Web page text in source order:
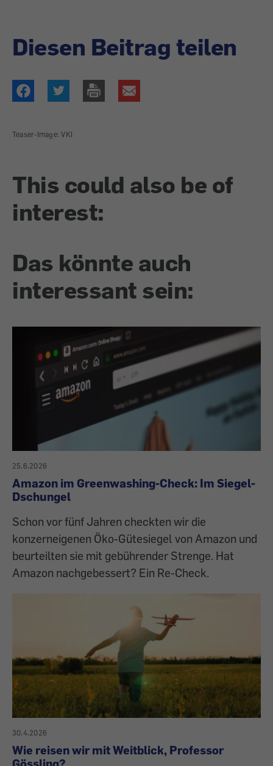
Diesen Beitrag teilen
Teaser-Image: VKI
This could also be of
interest:
Das könnte auch
interessant sein:
25.6.2026
Amazon im Greenwashing-Check: Im Siegel-
Dschungel
Schon vor fünf Jahren checkten wir die
konzerneigenen Öko-Gütesiegel von Amazon und
beurteilten sie mit gebührender Strenge. Hat
Amazon nachgebessert? Ein Re-Check.
30.4.2026
Wie reisen wir mit Weitblick, Professor
Gössling?